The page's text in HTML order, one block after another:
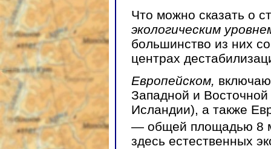
Что можно сказать о
экологическим
большинство из них
центрах
Европейском,
Западной и
Исландии), а также
— общей площадью 8
здесь естественных